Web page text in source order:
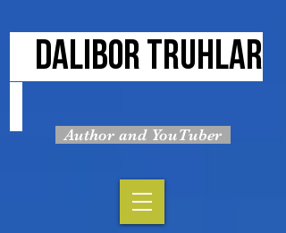
DALIBOR TRUHLAR
Author and YouTuber